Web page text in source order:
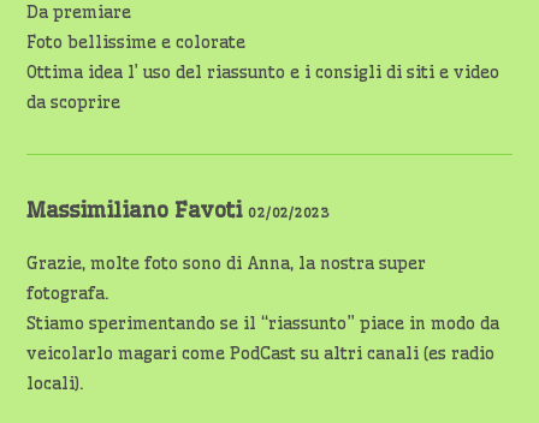
Da premiare
Foto bellissime e colorate
Ottima idea l’ uso del riassunto e i consigli di siti e video
da scoprire
Massimiliano Favoti02/02/2023
Grazie, molte foto sono di Anna, la nostra super
fotografa.
Stiamo sperimentando se il “riassunto” piace in modo da
veicolarlo magari come PodCast su altri canali (es radio
locali).